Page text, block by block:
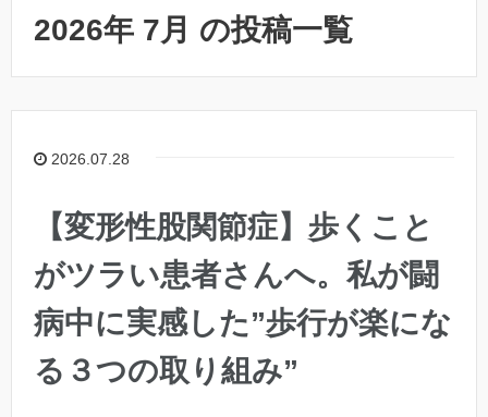
2026年 7月 の投稿一覧
2026.07.28
【変形性股関節症】歩くこと
がツラい患者さんへ。私が闘
病中に実感した”歩行が楽にな
る３つの取り組み”